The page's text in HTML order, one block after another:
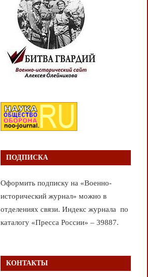
ПОДПИСКА
Оформить подписку на «Военно-
исторический журнал» можно в
отделениях связи. Индекс журнала по
каталогу «Пресса России» – 39887.
КОНТАКТЫ